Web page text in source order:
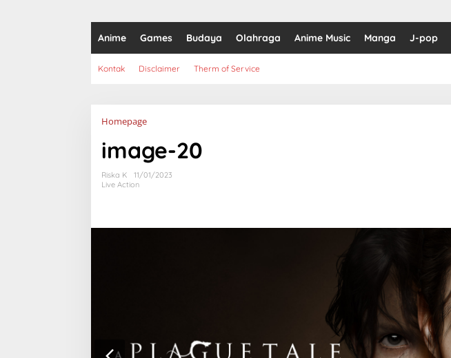
Anime Games Budaya Olahraga Anime Music Manga J-pop
Kontak Disclaimer Therm of Service
HomepageLampiran
image-20
Riska K
11/01/2023
Live Action